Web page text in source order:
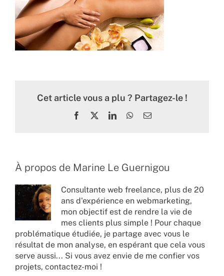
Cet article vous a plu ? Partagez-le !
Facebook LinkedInWhatsApp
Email
À propos de Marine Le Guernigou
Consultante web freelance, plus de 20
ans d'expérience en webmarketing,
mon objectif est de rendre la vie de
mes clients plus simple ! Pour chaque
problématique étudiée, je partage avec vous le
résultat de mon analyse, en espérant que cela vous
serve aussi... Si vous avez envie de me confier vos
projets, contactez-moi !